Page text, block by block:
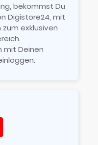
bekommst Du
Digistore24, mit
exklusiven
mit Deinen